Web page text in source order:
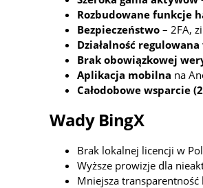
Rozbudowane funkcje
Bezpieczeństwo – 2FA,
Działalność
Brak obowiązkowej
Aplikacja mobilna na
Całodobowe wsparcie
Wady BingX
Brak lokalnej licencji w
Wyższe prowizje dla
Mniejsza transparentność